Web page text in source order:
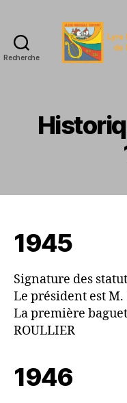
Recherche
1945
Signature des
Le président est M.
La première
ROULLIER
1946